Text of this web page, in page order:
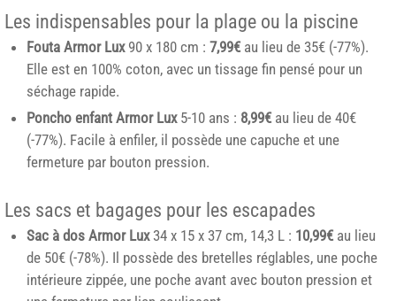
Les indispensables pour la plage ou la piscine
Fouta Armor Lux90 x 180 cm : 7,99€ au lieu de 35€ (-77%).
Elle est en 100% coton, avec un tissage fin pensé pour un
séchage rapide.
Poncho enfant Armor Lux5-10 ans : 8,99€ au lieu de 40€
(-77%). Facile à enfiler, il possède une capuche et une
fermeture par bouton pression.
Les sacs et bagages pour les escapades
Sac à dos Armor Lux34 x 15 x 37 cm, 14,3 L : 10,99€ au lieu
de 50€ (-78%). Il possède des bretelles réglables, une poche
intérieure zippée, une poche avant avec bouton pression et